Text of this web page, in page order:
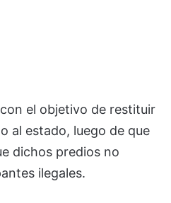
el objetivo de restituir
al estado, luego de que
dichos predios no
ilegales.